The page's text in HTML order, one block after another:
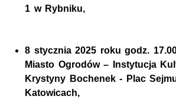
1 w Rybniku,
8 stycznia 2025 rokugodz.
Miasto Ogrodów – Instytucja
Krystyny Bochenek - Plac
Katowicach,